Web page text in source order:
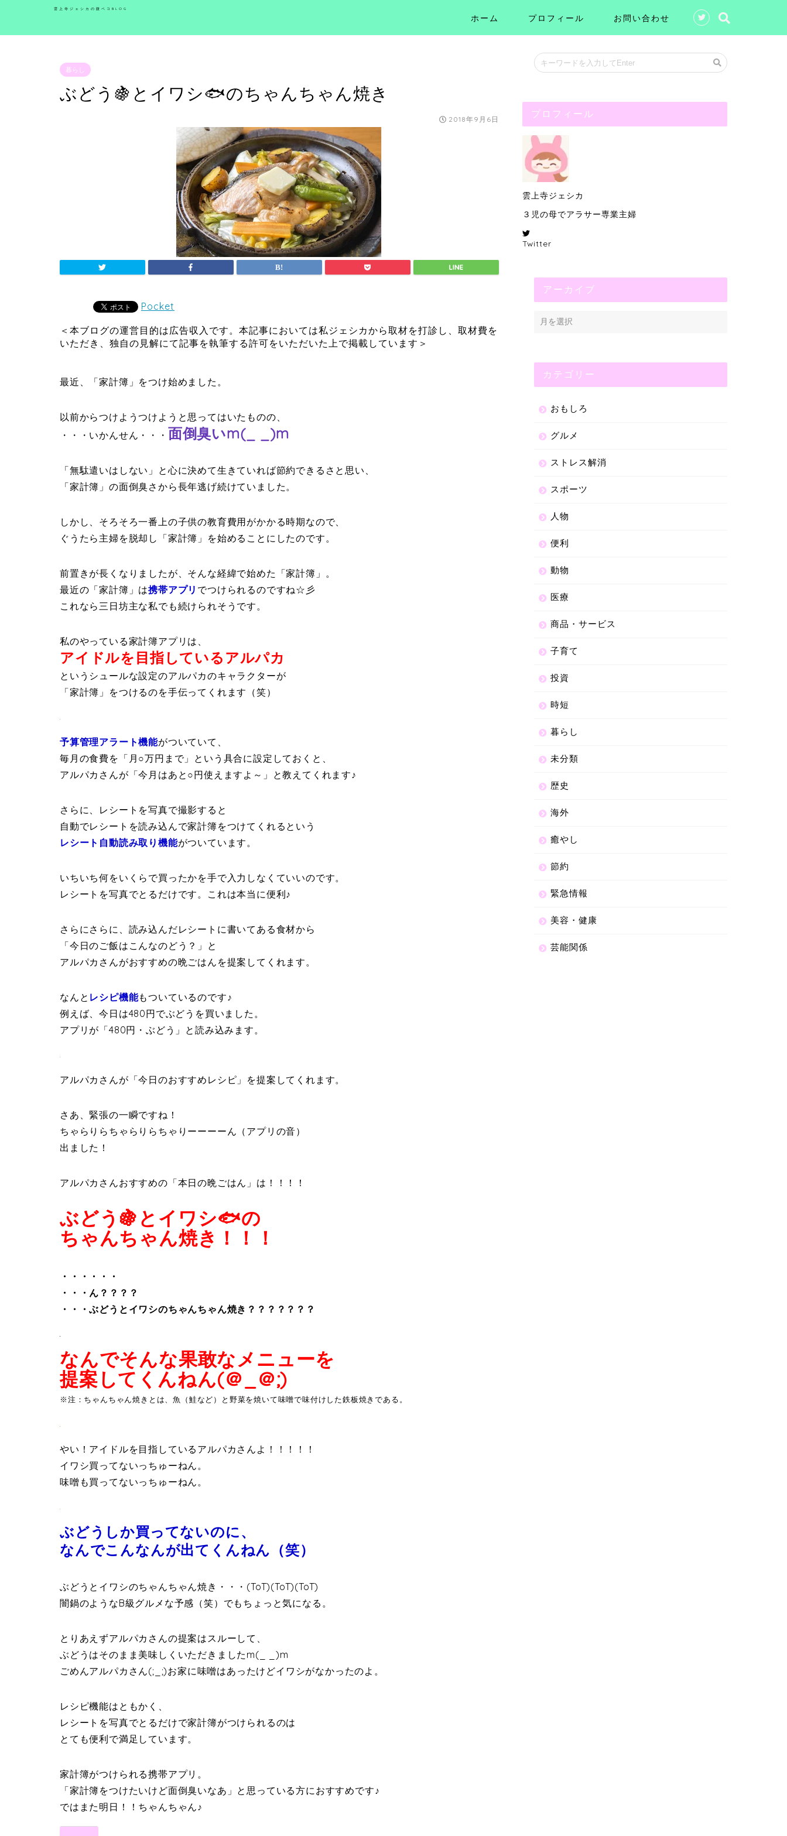
雲上寺ジェシカの腹ペコBLOG
ホーム プロフィール お問い合わせ
暮らし
ぶどう🍇とイワシ🐟のちゃんちゃん焼き
2018年9月6日
Pocket
＜本ブログの運営目的は広告収入です。本記事においては私ジェシカから取材を打診し、取材費を
いただき、独自の見解にて記事を執筆する許可をいただいた上で掲載しています＞
最近、「家計簿」をつけ始めました。
以前からつけようつけようと思ってはいたものの、
・・・いかんせん・・・ 面倒臭いm(_ _)m
「無駄遣いはしない」と心に決めて生きていれば節約できるさと思い、
「家計簿」の面倒臭さから長年逃げ続けていました。
しかし、そろそろ一番上の子供の教育費用がかかる時期なので、
ぐうたら主婦を脱却し「家計簿」を始めることにしたのです。
前置きが長くなりましたが、そんな経緯で始めた「家計簿」。
最近の「家計簿」は携帯アプリ でつけられるのですね☆彡
これなら三日坊主な私でも続けられそうです。
私のやっている家計簿アプリは、
アイドルを目指しているアルパカ
というシュールな設定のアルパカのキャラクターが
「家計簿」をつけるのを手伝ってくれます（笑）
予算管理アラート機能がついていて、
毎月の食費を「月○万円まで」という具合に設定しておくと、
アルパカさんが「今月はあと○円使えますよ～」と教えてくれます♪
さらに、レシートを写真で撮影すると
自動でレシートを読み込んで家計簿をつけてくれるという
レシート自動読み取り機能がついています。
いちいち何をいくらで買ったかを手で入力しなくていいのです。
レシートを写真でとるだけです。これは本当に便利♪
さらにさらに、読み込んだレシートに書いてある食材から
「今日のご飯はこんなのどう？」と
アルパカさんがおすすめの晩ごはんを提案してくれます。
なんと レシピ機能もついているのです♪
例えば、今日は480円でぶどうを買いました。
アプリが「480円・ぶどう」と読み込みます。
アルパカさんが「今日のおすすめレシピ」を提案してくれます。
さあ、緊張の一瞬ですね！
ちゃらりらちゃらりらちゃりーーーーん（アプリの音）
出ました！
アルパカさんおすすめの「本日の晩ごはん」は！！！！
ぶどう🍇とイワシ🐟の
ちゃんちゃん焼き！！！
・・・
・・・
・・・ん？？？？
・・・ぶどうとイワシのちゃんちゃん焼き？？？？？？？
なんでそんな果敢なメニューを
提案してくんねん(＠_＠;)
※注：ちゃんちゃん焼きとは、魚（鮭など）と野菜を焼いて味噌で味付けした鉄板焼きである。
やい！アイドルを目指しているアルパカさんよ！！！！！
イワシ買ってないっちゅーねん。
味噌も買ってないっちゅーねん。
ぶどうしか買ってないのに、
なんでこんなんが出てくんねん（笑）
ぶどうとイワシのちゃんちゃん焼き ・・・(ToT)(ToT)(ToT)
闇鍋のようなB級グルメな予感（笑）でもちょっと気になる。
とりあえずアルパカさんの提案はスルーして、
ぶどうはそのまま美味しくいただきましたm(_ _)m
ごめんアルパカさん(;_;)お家に味噌はあったけどイワシがなかったのよ。
レシピ機能はともかく、
レシートを写真でとるだけで家計簿がつけられるのは
とても便利で満足しています。
家計簿がつけられる携帯アプリ。
「家計簿をつけたいけど面倒臭いなあ」と思っている方におすすめです♪
ではまた明日！！ちゃんちゃん♪
プロフィール
雲上寺ジェシカ
３児の母でアラサー専業主婦
Twitter
アーカイブ
カテゴリー
おもしろ
グルメ
ストレス解消
スポーツ
人物
便利
動物
医療
商品・サービス
子育て
投資
時短
暮らし
未分類
歴史
海外
癒やし
節約
緊急情報
美容・健康
芸能関係